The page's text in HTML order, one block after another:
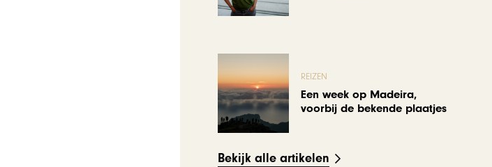
REIZEN
Een week op Madeira,
voorbij de bekende plaatjes
Bekijk alle artikelen